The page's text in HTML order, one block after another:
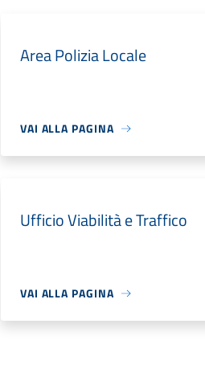
Area Polizia Locale
VAI ALLA PAGINA
Ufficio Viabilità e Traffico
VAI ALLA PAGINA